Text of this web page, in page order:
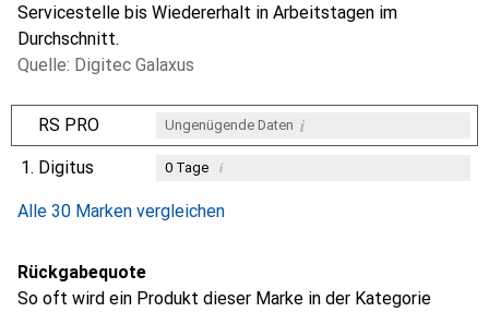
Servicestelle bis Wiedererhalt in Arbeitstagen im
Durchschnitt.
Quelle: Digitec Galaxus
RS PRO Ungenügende Daten i
1. Digitus 0Tage i
Alle 30 Marken vergleichen
Rückgabequote
So oft wird ein Produkt dieser Marke in der Kategorie